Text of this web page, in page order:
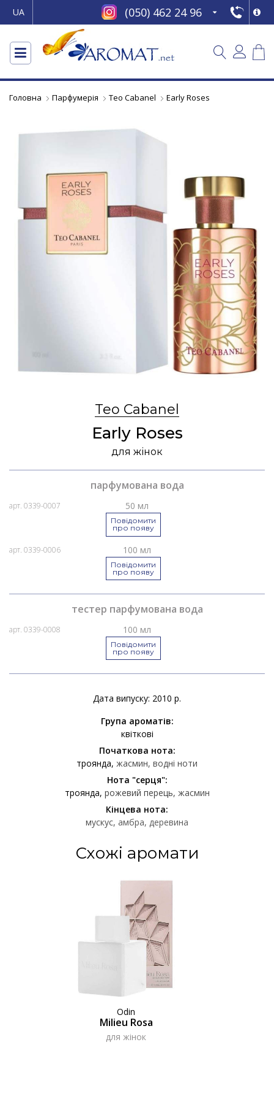
UA (050) 462 24 96
Головна Парфумерія Teo Cabanel Early Roses
Teo Cabanel
Early Roses
для жінок
парфумована вода
арт. 0339-0007 50 мл
Повідомити
про появу
арт. 0339-0006 100 мл
Повідомити
про появу
тестер парфумована вода
арт. 0339-0008 100 мл
Повідомити
про появу
Дата випуску: 2010 р.
Група ароматів:
квіткові
Початкова нота:
троянда жасмин водні ноти
Нота "серця":
троянда рожевий перець жасмин
Кінцева нота:
мускус амбра деревина
Схожі аромати
Odin
Milieu Rosa
для жінок